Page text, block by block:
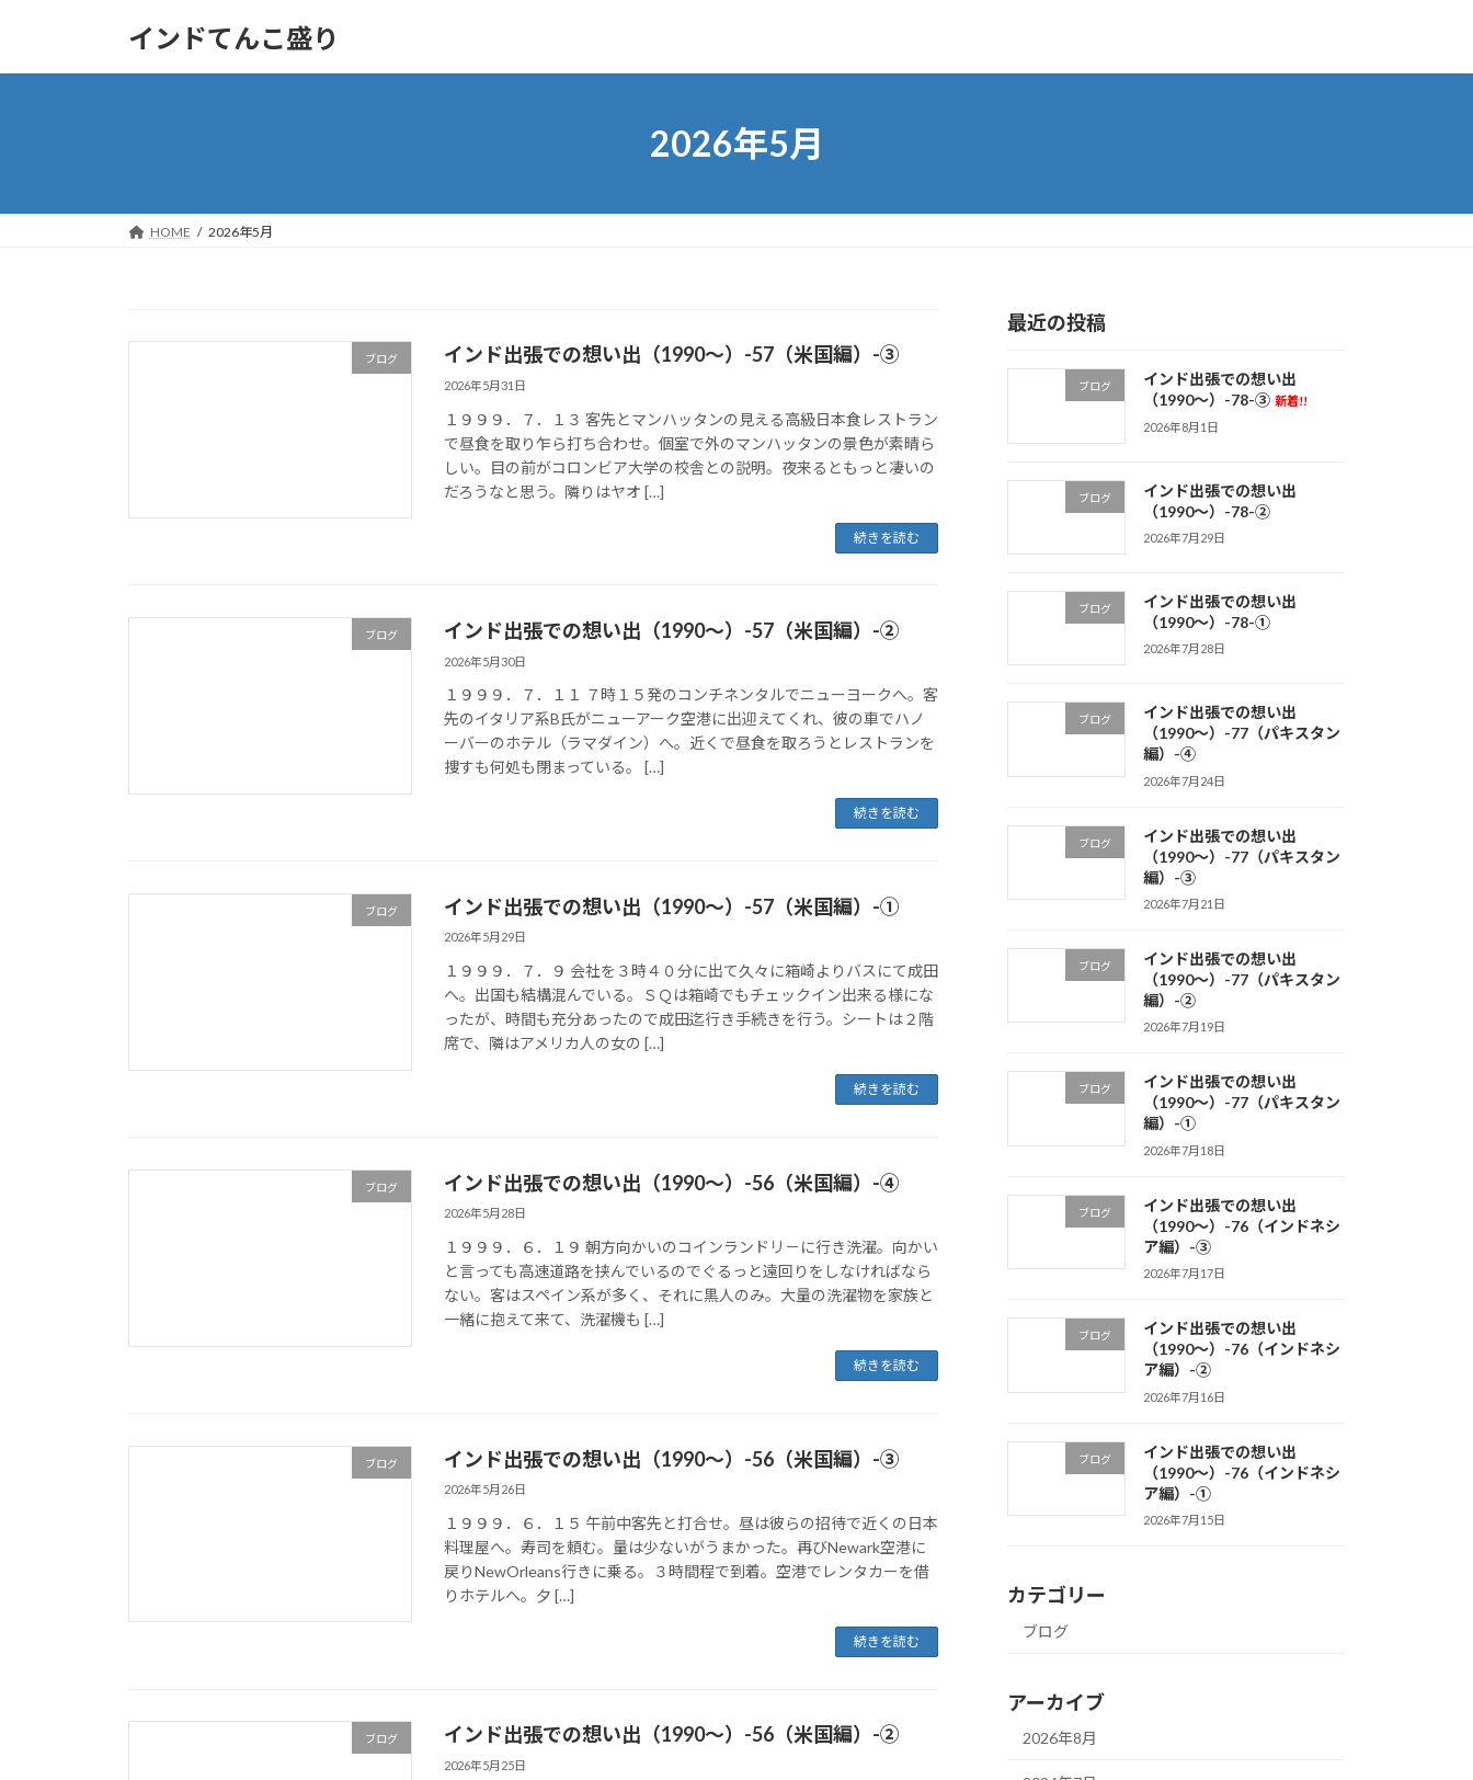
インドてんこ盛り
2026年5月
HOME 2026年5月
ブログ インド出張での想い出（1990～）-57（米国編）-③
2026年5月31日
１９９９．７．１３ 客先とマンハッタンの見える高級日本食レストラン
で昼食を取り乍ら打ち合わせ。個室で外のマンハッタンの景色が素晴ら
しい。目の前がコロンビア大学の校舎との説明。夜来るともっと凄いの
だろうなと思う。隣りはヤオ […]
続きを読む
ブログ インド出張での想い出（1990～）-57（米国編）-②
2026年5月30日
１９９９．７．１１ ７時１５発のコンチネンタルでニューヨークへ。客
先のイタリア系B氏がニューアーク空港に出迎えてくれ、彼の車でハノ
ーバーのホテル（ラマダイン）へ。近くで昼食を取ろうとレストランを
捜すも何処も閉まっている。 […]
続きを読む
ブログ インド出張での想い出（1990～）-57（米国編）-①
2026年5月29日
１９９９．７．９ 会社を３時４０分に出て久々に箱崎よりバスにて成田
へ。出国も結構混んでいる。ＳＱは箱崎でもチェックイン出来る様にな
ったが、時間も充分あったので成田迄行き手続きを行う。シートは２階
席で、隣はアメリカ人の女の […]
続きを読む
ブログ インド出張での想い出（1990～）-56（米国編）-④
2026年5月28日
１９９９．６．１９ 朝方向かいのコインランドリ－に行き洗濯。向かい
と言っても高速道路を挟んでいるのでぐるっと遠回りをしなければなら
ない。客はスペイン系が多く、それに黒人のみ。大量の洗濯物を家族と
一緒に抱えて来て、洗濯機も […]
続きを読む
ブログ インド出張での想い出（1990～）-56（米国編）-③
2026年5月26日
１９９９．６．１５ 午前中客先と打合せ。昼は彼らの招待で近くの日本
料理屋へ。寿司を頼む。量は少ないがうまかった。再びNewark空港に
戻りNewOrleans行きに乗る。３時間程で到着。空港でレンタカーを借
りホテルへ。夕 […]
続きを読む
ブログ インド出張での想い出（1990～）-56（米国編）-②
2026年5月25日
最近の投稿
ブログ
インド出張での想い出
（1990～）-78-③ 新着!!
2026年8月1日
ブログ
インド出張での想い出
（1990～）-78-②
2026年7月29日
ブログ
インド出張での想い出
（1990～）-78-①
2026年7月28日
ブログ
インド出張での想い出
（1990～）-77（パキスタン
編）-④
2026年7月24日
ブログ
インド出張での想い出
（1990～）-77（パキスタン
編）-③
2026年7月21日
ブログ
インド出張での想い出
（1990～）-77（パキスタン
編）-②
2026年7月19日
ブログ
インド出張での想い出
（1990～）-77（パキスタン
編）-①
2026年7月18日
ブログ
インド出張での想い出
（1990～）-76（インドネシ
ア編）-③
2026年7月17日
ブログ
インド出張での想い出
（1990～）-76（インドネシ
ア編）-②
2026年7月16日
ブログ
インド出張での想い出
（1990～）-76（インドネシ
ア編）-①
2026年7月15日
カテゴリー
ブログ
アーカイブ
2026年8月